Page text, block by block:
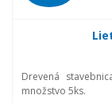
Drevená
množstvo 5ks.